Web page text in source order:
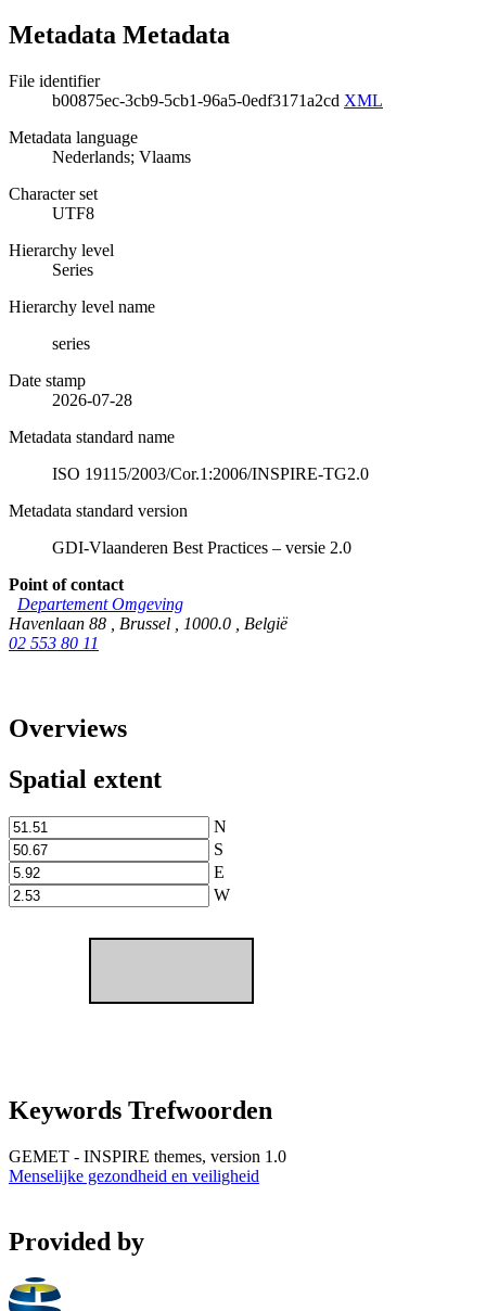
Metadata Metadata
File identifier
b00875ec-3cb9-5cb1-96a5-0edf3171a2cd XML
Metadata language
Nederlands; Vlaams
Character set
UTF8
Hierarchy level
Series
Hierarchy level name
series
Date stamp
2026-07-28
Metadata standard name
ISO 19115/2003/Cor.1:2006/INSPIRE-TG2.0
Metadata standard version
GDI-Vlaanderen Best Practices – versie 2.0
Point of contact
Departement Omgeving
Havenlaan 88
Brussel 1000.0
België
02 553 80 11
Overviews
Spatial extent
N
S
E
W
Keywords Trefwoorden
GEMET - INSPIRE themes, version 1.0
Menselijke gezondheid en veiligheid
Provided by